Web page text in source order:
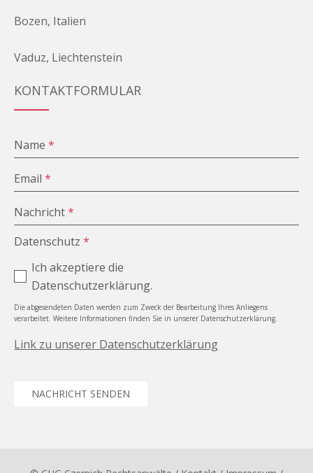
Bozen, Italien
Vaduz, Liechtenstein
KONTAKTFORMULAR
Name*
Email*
Nachricht*
Datenschutz*
Ich akzeptiere die
Datenschutzerklärung.
Die abgesendeten Daten werden zum Zweck der Bearbeitung Ihres Anliegens
verarbeitet. Weitere Informationen finden Sie in unserer Datenschutzerklärung.
Link zu unserer Datenschutzerklärung
NACHRICHT SENDEN